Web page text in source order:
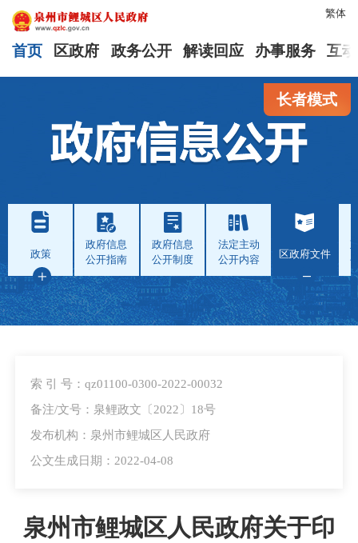
繁体
首页 区政府 政务公开 解读回应 办事服务 互
长者模式
政策
政府信息
公开指南
政府信息
公开制度
法定主动
公开内容
区政府文件
索 引 号：qz01100-0300-2022-00032
备注/文号：泉鲤政文〔2022〕18号
发布机构：泉州市鲤城区人民政府
公文生成日期：2022-04-08
泉州市鲤城区人民政府关于印